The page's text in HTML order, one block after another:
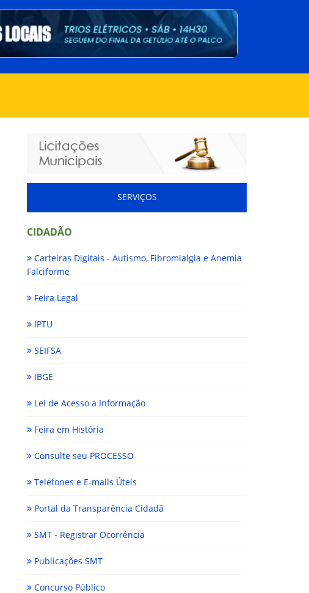
SERVIÇOS
CIDADÃO
Carteiras Digitais - Autismo, Fibromialgia e Anemia
Falciforme
Feira Legal
IPTU
SEIFSA
IBGE
Lei de Acesso a Informação
Feira em História
Consulte seu PROCESSO
Telefones e E-mails Úteis
Portal da Transparência Cidadã
SMT - Registrar Ocorrência
Publicações SMT
Concurso Público